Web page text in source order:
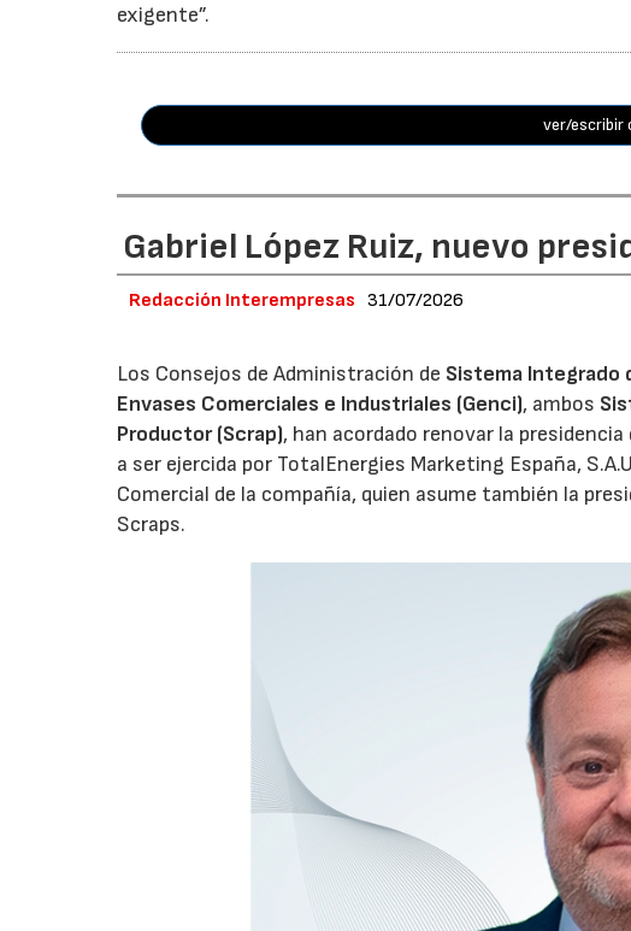
exigente”.
ver/escribir
Gabriel López Ruiz, nuevo
Redacción Interempresas 31/07/2026
Los Consejos de Administración de Sistema Integrado
Envases Comerciales e Industriales (Genci), ambos
Productor (Scrap), han acordado renovar la
a ser ejercida por TotalEnergies Marketing España,
Comercial de la compañía, quien asume también la
Scraps.